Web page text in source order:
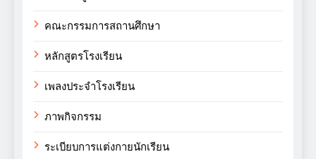
คณะกรรมการสถานศึกษา
หลักสูตรโรงเรียน
เพลงประจำโรงเรียน
ภาพกิจกรรม
ระเบียบการแต่งกายนักเรียน